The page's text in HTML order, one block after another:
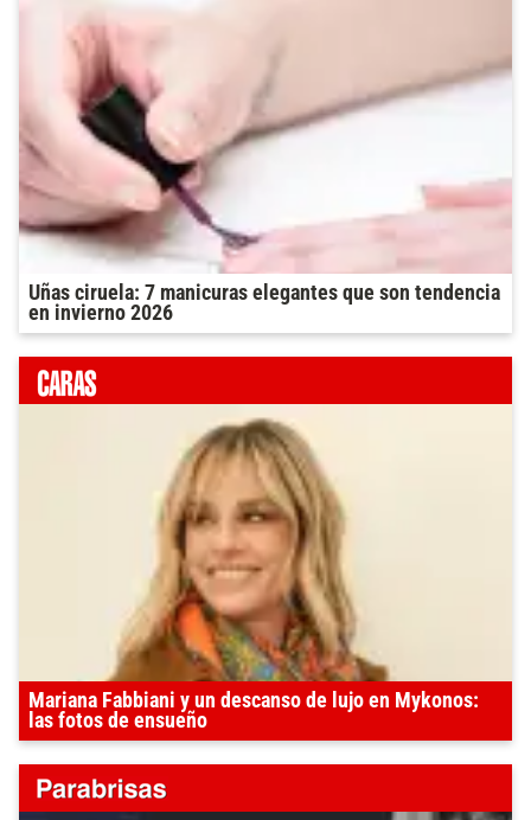
Uñas ciruela: 7 manicuras elegantes que son tendencia
en invierno 2026
Mariana Fabbiani y un descanso de lujo en Mykonos:
las fotos de ensueño